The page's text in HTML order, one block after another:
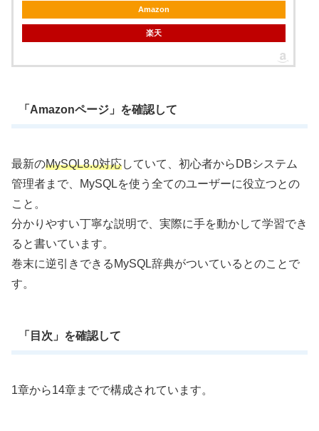
Amazon
楽天
「Amazonページ」を確認して
最新のMySQL8.0対応していて、初心者からDBシステム
管理者まで、MySQLを使う全てのユーザーに役立つとの
こと。
分かりやすい丁寧な説明で、実際に手を動かして学習でき
ると書いています。
巻末に逆引きできるMySQL辞典がついているとのことで
す。
「目次」を確認して
1章から14章までで構成されています。